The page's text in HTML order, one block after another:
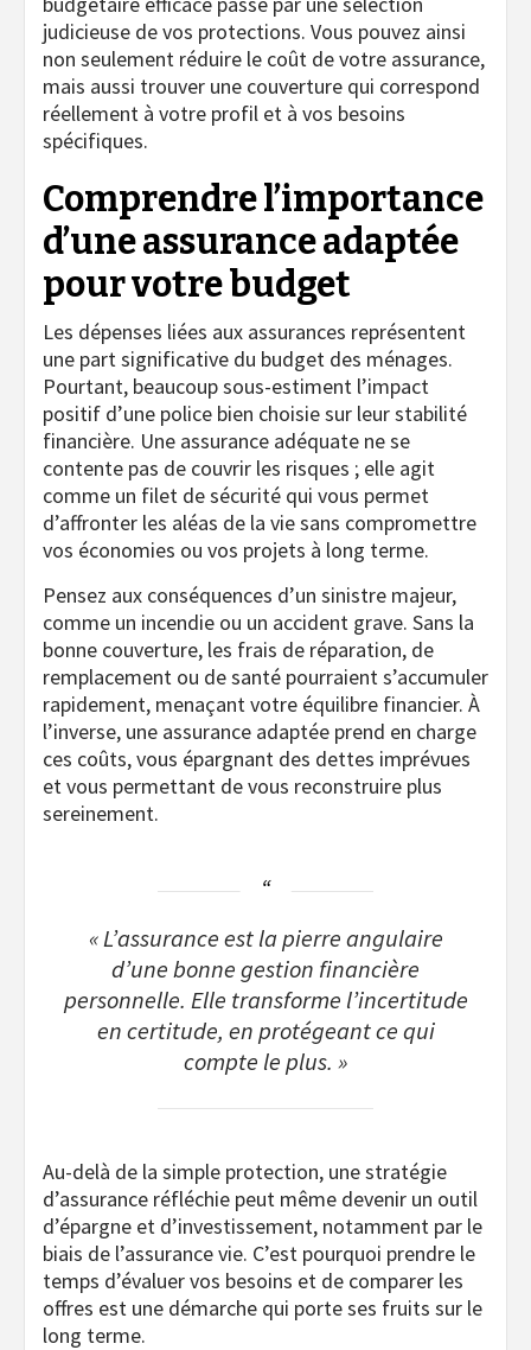
judicieuse de vos protections. Vous pouvez ainsi
non seulement réduire le coût de votre assurance,
mais aussi trouver une couverture qui correspond
réellement à votre profil et à vos besoins
spécifiques.
Comprendre l’importance
d’une assurance adaptée
pour votre budget
Les dépenses liées aux assurances représentent
une part significative du budget des ménages.
Pourtant, beaucoup sous-estiment l’impact
positif d’une police bien choisie sur leur stabilité
financière. Une assurance adéquate ne se
contente pas de couvrir les risques ; elle agit
comme un filet de sécurité qui vous permet
d’affronter les aléas de la vie sans compromettre
vos économies ou vos projets à long terme.
Pensez aux conséquences d’un sinistre majeur,
comme un incendie ou un accident grave. Sans la
bonne couverture, les frais de réparation, de
remplacement ou de santé pourraient s’accumuler
rapidement, menaçant votre équilibre financier. À
l’inverse, une assurance adaptée prend en charge
ces coûts, vous épargnant des dettes imprévues
et vous permettant de vous reconstruire plus
sereinement.
« L’assurance est la pierre angulaire
d’une bonne gestion financière
personnelle. Elle transforme l’incertitude
en certitude, en protégeant ce qui
compte le plus. »
Au-delà de la simple protection, une stratégie
d’assurance réfléchie peut même devenir un outil
d’épargne et d’investissement, notamment par le
biais de l’assurance vie. C’est pourquoi prendre le
temps d’évaluer vos besoins et de comparer les
offres est une démarche qui porte ses fruits sur le
long terme.